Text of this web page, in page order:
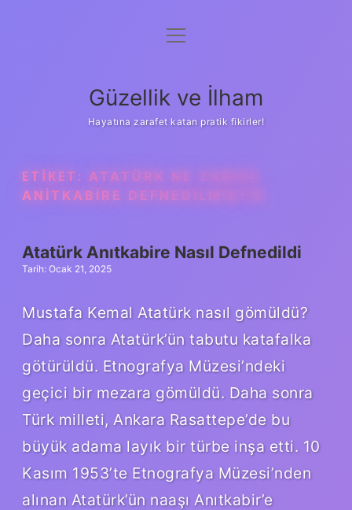
Anasayfa
Yasal Uyarı
menüyü
Güzellik ve İlham
Hayatına zarafet katan pratik fikirler!
ETIKET: ATATÜRK NE ZAMAN
ANITKABIRE DEFNEDILMIŞTIR
Atatürk Anıtkabire Nasıl Defnedildi
Tarih: Ocak 21, 2025
Mustafa Kemal Atatürk nasıl gömüldü?
Daha sonra Atatürk’ün tabutu katafalka
götürüldü. Etnografya Müzesi’ndeki
geçici bir mezara gömüldü. Daha sonra
Türk milleti, Ankara Rasattepe’de bu
büyük adama layık bir türbe inşa etti. 10
Kasım 1953’te Etnografya Müzesi’nden
alınan Atatürk’ün naaşı Anıtkabir’e